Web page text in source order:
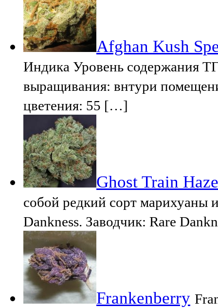
Afghan Kush
Индика Уровень содержания
выращивания: внтури
цветения: 55 […]
Ghost Train
собой редкий сорт марихуаны
Dankness. Заводчик: Rare
Frankenberry